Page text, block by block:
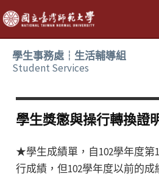
跳
至
主
學生事務處┆生活輔導組
Student Services
學生獎懲與操行轉換證
★學生成績單，自102學年度第
行成績，但102學年度以前的成